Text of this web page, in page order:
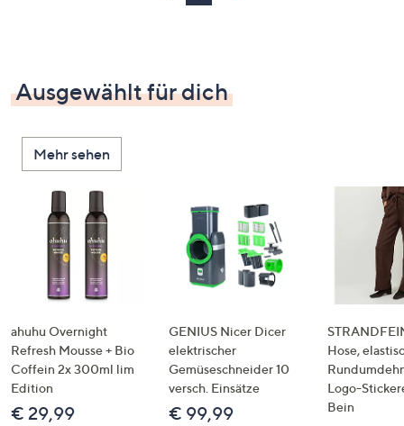
Ausgewählt für dich
Mehr sehen
ahuhu Overnight
Refresh Mousse + Bio
Coffein 2x 300ml lim
Edition
€ 29,99
GENIUS Nicer Dicer
elektrischer
Gemüseschneider 10
versch. Einsätze
€ 99,99
Hose,
Logo-
Bein